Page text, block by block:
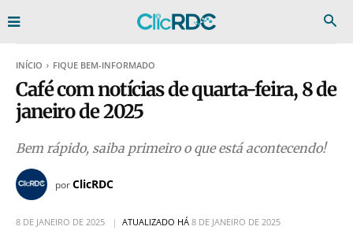
INÍCIO FIQUE BEM-INFORMADO
Café com notícias de quarta-feira, 8 de
janeiro de 2025
Bem rápido, saiba primeiro o que está acontecendo!
porClicRDC
8 DE JANEIRO DE 2025 ATUALIZADO HÁ 8 DE JANEIRO DE 2025